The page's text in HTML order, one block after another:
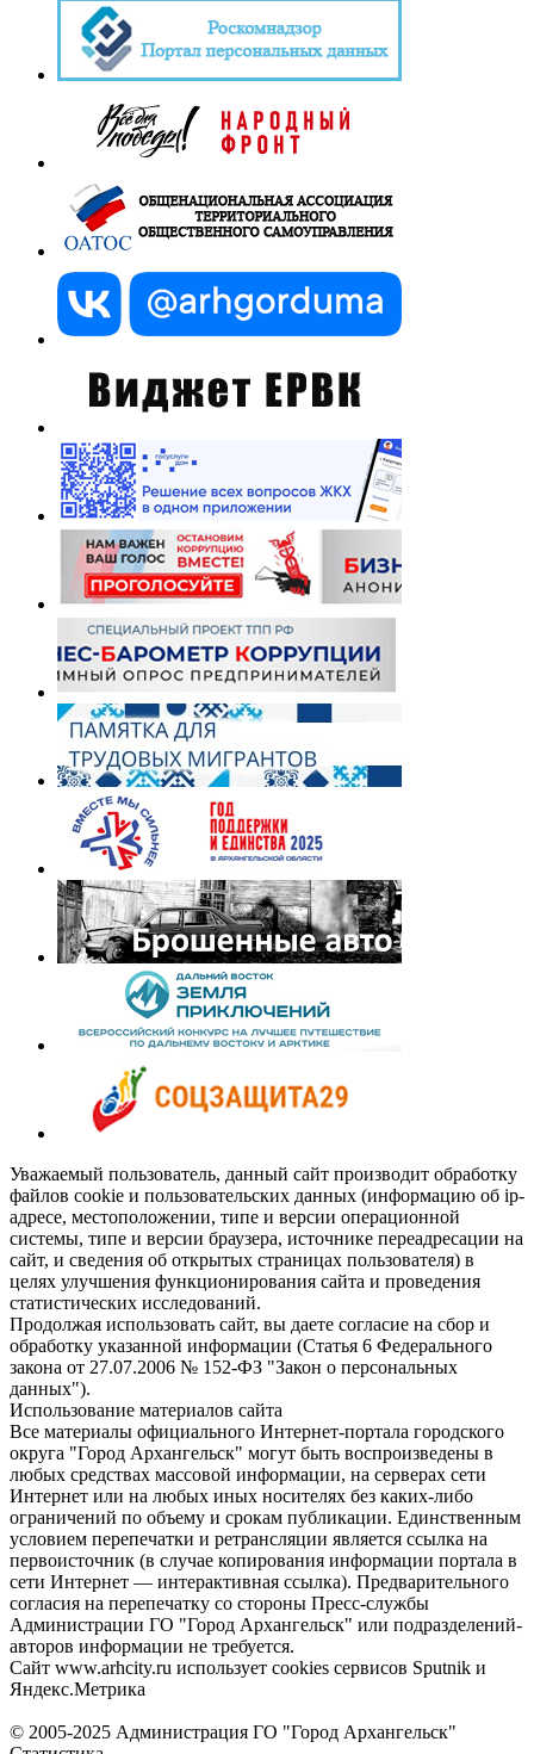
Уважаемый пользователь, данный сайт производит обработку
файлов cookie и пользовательских данных (информацию об ip-
адресе, местоположении, типе и версии операционной
системы, типе и версии браузера, источнике переадресации на
сайт, и сведения об открытых страницах пользователя) в
целях улучшения функционирования сайта и проведения
статистических исследований.
Продолжая использовать сайт, вы даете согласие на сбор и
обработку указанной информации (Статья 6 Федерального
закона от 27.07.2006 № 152-ФЗ "Закон о персональных
данных").
Использование материалов сайта
Все материалы официального Интернет-портала городского
округа "Город Архангельск" могут быть воспроизведены в
любых средствах массовой информации, на серверах сети
Интернет или на любых иных носителях без каких-либо
ограничений по объему и срокам публикации. Единственным
условием перепечатки и ретрансляции является ссылка на
первоисточник (в случае копирования информации портала в
сети Интернет — интерактивная ссылка). Предварительного
согласия на перепечатку со стороны Пресс-службы
Администрации ГО "Город Архангельск" или подразделений-
авторов информации не требуется.
Сайт www.arhcity.ru использует cookies сервисов Sputnik и
Яндекс.Метрика
© 2005-2025 Администрация ГО "Город Архангельск"